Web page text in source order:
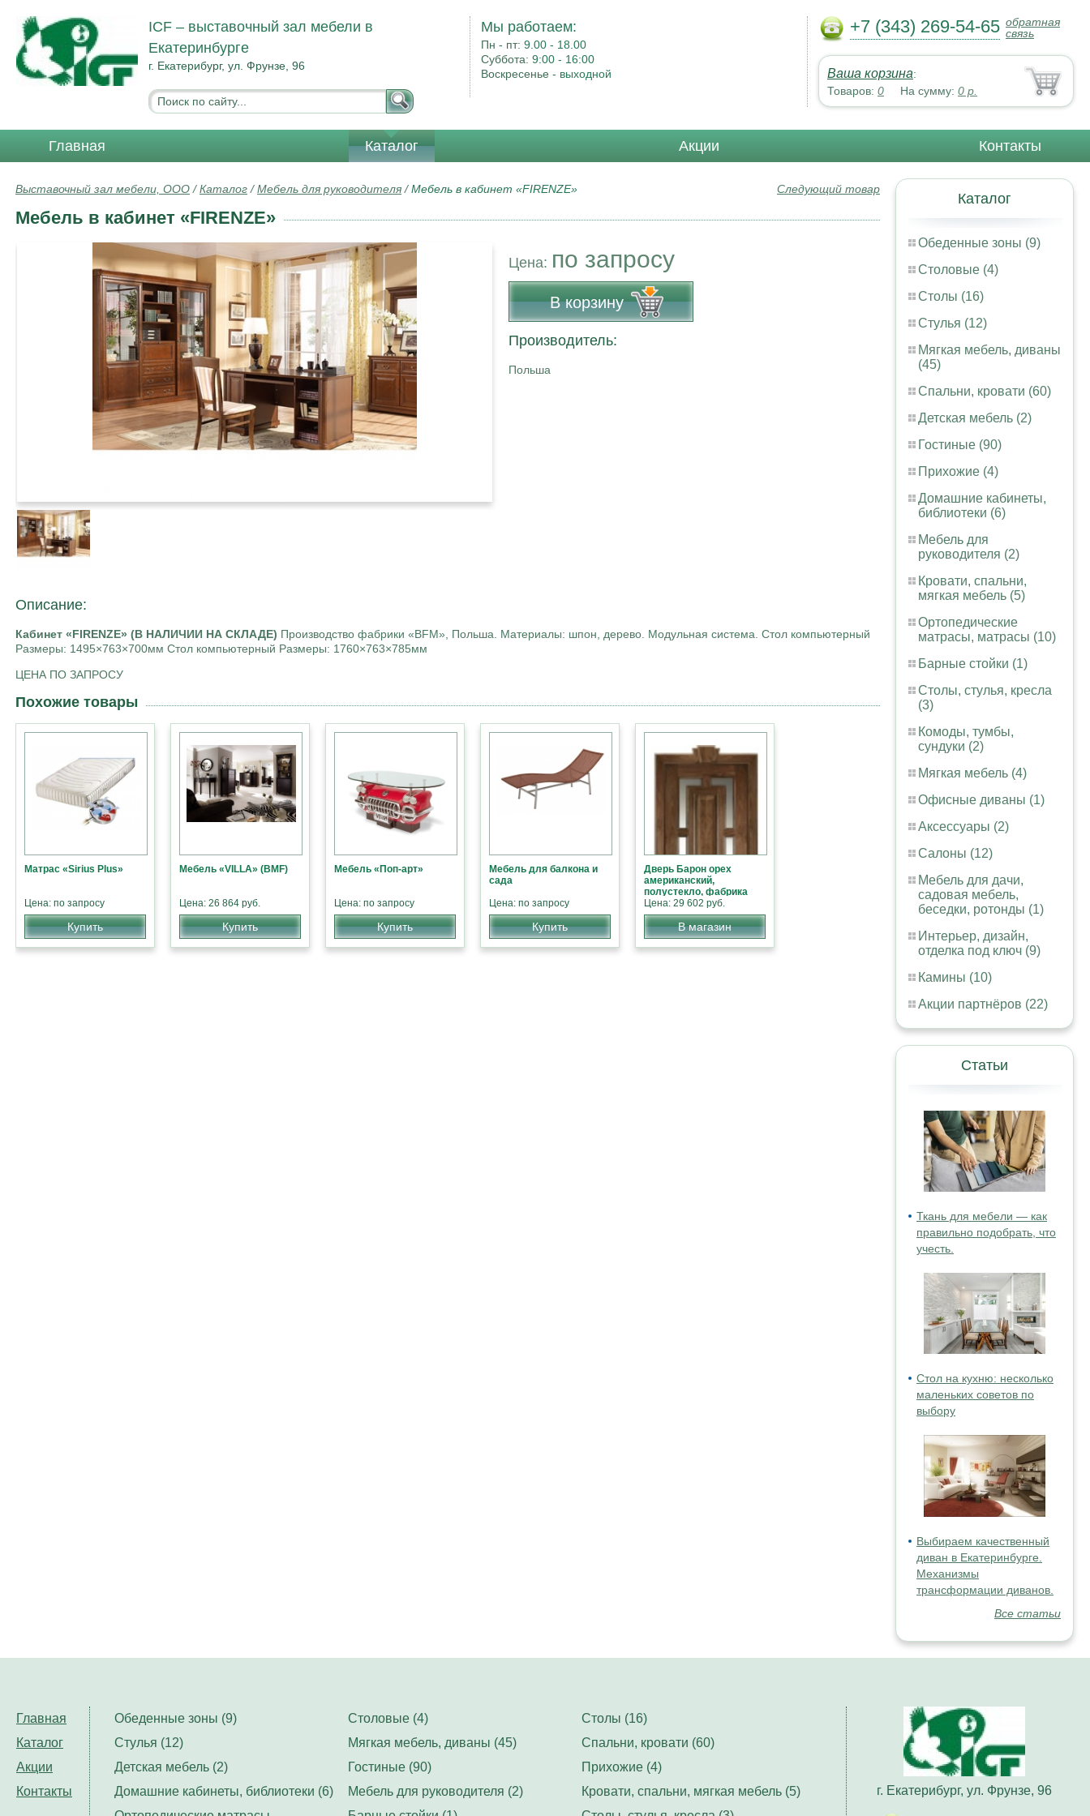
ICF – выставочный зал мебели в
Екатеринбурге
г. Екатерибург, ул. Фрунзе, 96
Мы работаем:
Пн - пт:9.00 - 18.00
Суббота:9:00 - 16:00
Воскресенье - выходной
+7 (343) 269-54-65 обратная
связь
Ваша корзина:
Товаров: 0 На сумму: 0 р.
Главная Каталог Акции Контакты
Каталог
Обеденные зоны (9)
Столовые (4)
Столы (16)
Стулья (12)
Мягкая мебель, диваны
(45)
Спальни, кровати (60)
Детская мебель (2)
Гостиные (90)
Прихожие (4)
Домашние кабинеты,
библиотеки (6)
Мебель для
руководителя (2)
Кровати, спальни,
мягкая мебель (5)
Ортопедические
матрасы, матрасы (10)
Барные стойки (1)
Столы, стулья, кресла
(3)
Комоды, тумбы,
сундуки (2)
Мягкая мебель (4)
Офисные диваны (1)
Аксессуары (2)
Салоны (12)
Мебель для дачи,
садовая мебель,
беседки, ротонды (1)
Интерьер, дизайн,
отделка под ключ (9)
Камины (10)
Акции партнёров (22)
Статьи
Ткань для мебели — как
правильно подобрать, что
учесть.
Стол на кухню: несколько
маленьких советов по
выбору
Выбираем качественный
диван в Екатеринбурге.
Механизмы
трансформации диванов.
Все статьи
Следующий товар
Выставочный зал мебели, ООО /Каталог /Мебель для руководителя /Мебель в кабинет «FIRENZE»
Мебель в кабинет «FIRENZE»
Цена: по запросу
В корзину
Производитель:
Польша
Описание:
Кабинет «FIRENZE» (В НАЛИЧИИ НА СКЛАДЕ) Производство фабрики «BFM», Польша. Материалы: шпон, дерево. Модульная система. Стол компьютерный
Размеры: 1495×763×700мм Стол компьютерный Размеры: 1760×763×785мм
ЦЕНА ПО ЗАПРОСУ
Похожие товары
Матрас «Sirius Plus»
Цена: по запросу
Купить
Мебель «VILLA» (BMF)
Цена: 26 864 руб.
Купить
Мебель «Поп-арт»
Цена: по запросу
Купить
Мебель для балкона и
сада
Цена: по запросу
Купить
Дверь Барон орех
американский,
полустекло, фабрика
«Дариано»
Цена: 29 602 руб.
В магазин
Главная
Каталог
Акции
Контакты
г. Екатерибург, ул. Фрунзе, 96
Обеденные зоны (9) Столовые (4)
Столы (16)
Стулья (12)
Мягкая мебель, диваны (45)
Спальни, кровати (60)
Детская мебель (2)
Гостиные (90)
Прихожие (4)
Домашние кабинеты, библиотеки (6)
Мебель для руководителя (2)
Кровати, спальни, мягкая мебель (5)